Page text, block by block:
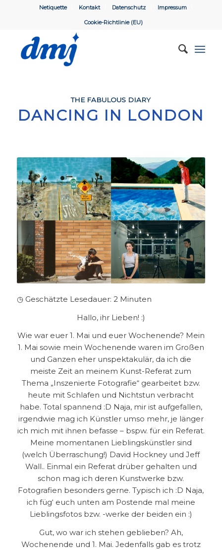
Netiquette Kontakt Datenschutz Impressum
Cookie-Richtlinie (EU)
THE FABULOUS DIARY
DANCING IN LONDON
◷ Geschätzte Lesedauer: 2 Minuten
Hallo, ihr Lieben! :)
Wie war euer 1. Mai und euer Wochenende? Mein
1. Mai sowie mein Wochenende waren im Großen
und Ganzen eher unspektakulär, da ich die
meiste Zeit an meinem Kunst-Referat zum
Thema „Inszenierte Fotografie“ gearbeitet bzw.
heute mit Schlafen und Nichtstun verbracht
habe. Total spannend :D Naja, mir ist aufgefallen,
irgendwie mag ich Künstler umso mehr, je länger
ich mich mit ihnen befasse – bspw. für ein Referat.
Meine momentanen Lieblingskünstler sind
(welch Überraschung!) David Hockney und Jeff
Wall.. Einmal ein Referat drüber gehalten und
schon mag ich deren Kunstwerke bzw.
Fotografien besonders gerne. Typisch ich :D Naja,
ich füg‘ euch unten am Postende mal meine
Lieblingsfotos bzw. -werke der beiden ein :)
Gut, wo war ich stehen geblieben? Ah,
Wochenende und 1. Mai. Jedenfalls gab es trotz